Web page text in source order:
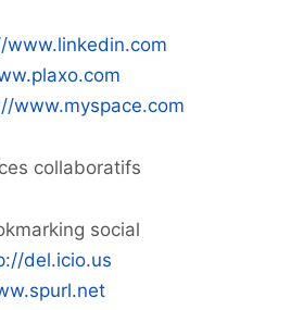
www.linkedin.com
www.myspace.com
collaboratifs
social
del.icio.us